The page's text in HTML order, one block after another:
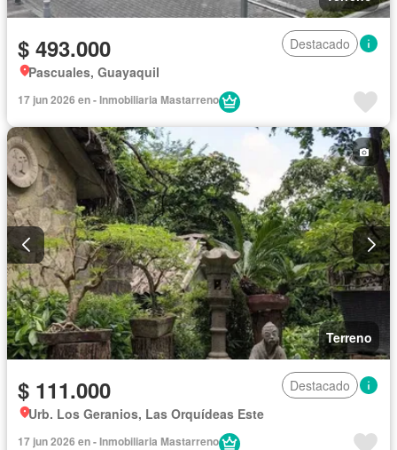
$ 493.000
Destacado
Pascuales, Guayaquil
17 jun 2026 en - Inmobiliaria Mastarreno
Terreno
$ 111.000
Destacado
Urb. Los Geranios, Las Orquídeas Este
17 jun 2026 en - Inmobiliaria Mastarreno